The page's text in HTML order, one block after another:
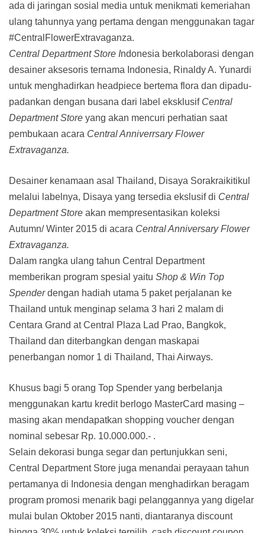
ada di jaringan sosial media untuk menikmati kemeriahan
ulang tahunnya yang pertama dengan menggunakan tagar
#CentralFlowerExtravaganza.
Central Department Store Indonesia berkolaborasi dengan
desainer aksesoris ternama Indonesia, Rinaldy A. Yunardi
untuk menghadirkan headpiece bertema flora dan dipadu-
padankan dengan busana dari label eksklusif Central
Department Store yang akan mencuri perhatian saat
pembukaan acara Central Anniverrsary Flower
Extravaganza.
Desainer kenamaan asal Thailand, Disaya Sorakraikitikul
melalui labelnya, Disaya yang tersedia ekslusif di Central
Department Store akan mempresentasikan koleksi
Autumn/ Winter 2015 di acara Central Anniversary Flower
Extravaganza.
Dalam rangka ulang tahun Central Department
memberikan program spesial yaitu Shop & Win Top
Spenderdengan hadiah utama 5 paket perjalanan ke
Thailand untuk menginap selama 3 hari 2 malam di
Centara Grand at Central Plaza Lad Prao, Bangkok,
Thailand dan diterbangkan dengan maskapai
penerbangan nomor 1 di Thailand, Thai Airways.
Khusus bagi 5 orang Top Spender yang berbelanja
menggunakan kartu kredit berlogo MasterCard masing –
masing akan mendapatkan shopping voucher dengan
nominal sebesar Rp. 10.000.000.- .
Selain dekorasi bunga segar dan pertunjukkan seni,
Central Department Store juga menandai perayaan tahun
pertamanya di Indonesia dengan menghadirkan beragam
program promosi menarik bagi pelanggannya yang digelar
mulai bulan Oktober 2015 nanti, diantaranya discount